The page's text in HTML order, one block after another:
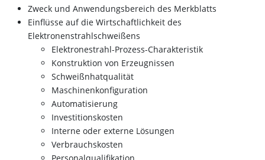
Zweck und Anwendungsbereich des Merkblatts
Einflüsse auf die Wirtschaftlichkeit des
Elektronenstrahlschweißens
Elektronestrahl-Prozess-Charakteristik
Konstruktion von Erzeugnissen
Schweißnhatqualität
Maschinenkonfiguration
Automatisierung
Investitionskosten
Interne oder externe Lösungen
Verbrauchskosten
Personalqualifikation